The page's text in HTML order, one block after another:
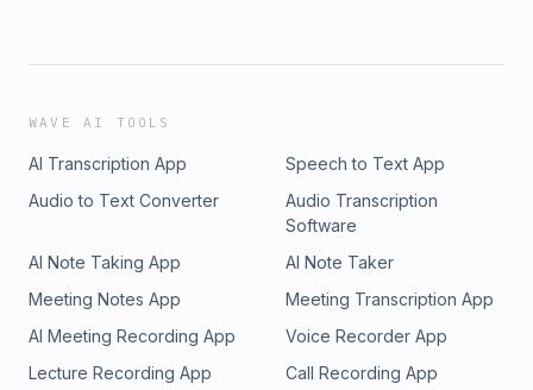
WAVE AI TOOLS
AI Transcription App
Speech to Text App
Audio to Text Converter
Audio Transcription
Software
AI Note Taking App
AI Note Taker
Meeting Notes App
Meeting Transcription App
AI Meeting Recording App
Voice Recorder App
Lecture Recording App
Call Recording App